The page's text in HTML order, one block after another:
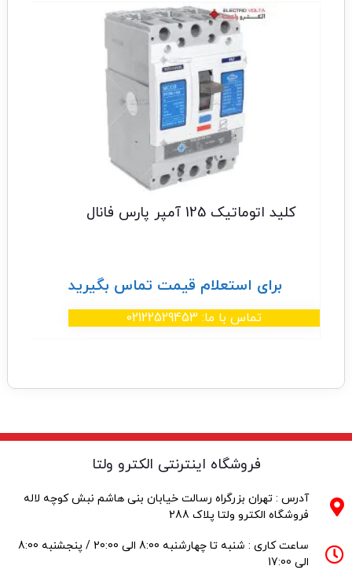
کلید اتوماتیک 125 آمپر پارس فانال
برای استعلام قیمت تماس بگیرید
تماس با ما: 02122529453
فروشگاه اینترنتی الکترو ولتا
آدرس : تهران بزرگراه رسالت خیابان بنی هاشم نبش کوچه لاله
فروشگاه الکترو ولتا پلاک 288
ساعت کاری : شنبه تا چهارشنبه 8:00 الی 20:00 / پنجشنبه 8:00
الی 17:00